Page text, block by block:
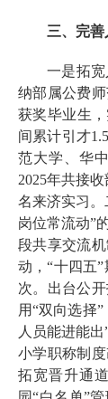
三、完
一是拓
纳部属公费
获奖毕业生
间累计引才
范大学、华
2025年共接
名来济实习。
岗位常流动”
段共享交流
动，“十四五
次。出台公
用“双向选择
人员能进能
小学职称制
拓宽晋升通